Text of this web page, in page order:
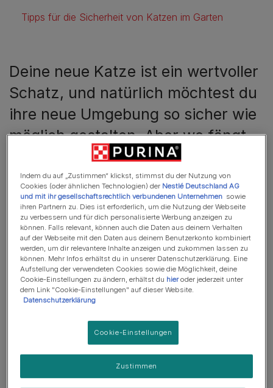
Tipps für die Sicherheit von Katzen im Garten
Deine neue Katze ist ein wertvoller
Schatz, und natürlich möchtest du
ihre neue Umgebung so sicher wie
möglich gestalten. Aber wo fängt
man am besten an, wenn man
einen katzensicheren Garten
anlegen will?
Katzen und vor allem kleine Kätzchen sind von Natur aus
neugierig und erkunden ihre Umgebung durch Berühren,
Schnüffeln und Schmecken. Wenn du eine neue Katze
ins Haus holst, ist sie neugierig auf alles, doch im
Gegensatz zu uns kann sie nicht unterscheiden, was
gefährlich ist und was nicht. Wenn du dich fragst, wie du
deinen Garten katzensicher machen kannst, befolge
unsere Checkliste, damit deine Samtpfote nicht in Gefahr
Giftige Pflanzen, die aus
Indem du auf „Zustimmen“ klickst, stimmst du der Nutzung von
Cookies (oder ähnlichen Technologien) der Nestlé Deutschland AG
und mit ihr gesellschaftsrechtlich verbundenen Unternehmen sowie
ihren Partnern zu. Dies ist erforderlich, um die Nutzung der Webseite
zu verbessern und für dich personalisierte Werbung anzeigen zu
können. Falls relevant, können auch die Daten aus deinem Verhalten
auf der Webseite mit den Daten aus deinem Benutzerkonto kombiniert
werden, um dir relevantere Inhalte anzeigen und zukommen lassen zu
können. Mehr Infos erhältst du in unserer Datenschutzerklärung. Eine
Aufstellung der verwendeten Cookies sowie die Möglichkeit, deine
Cookie-Einstellungen zu ändern, erhältst du hieroder jederzeit unter
dem Link "Cookie-Einstellungen" auf dieser Website.
Datenschutzerklärung
Cookie-Einstellungen
Zustimmen